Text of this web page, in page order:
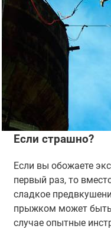
Если страшно?
Если вы обожаете
первый раз, то
сладкое
прыжком может
случае опытные